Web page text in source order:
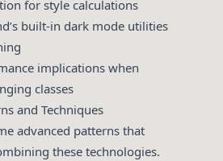
for style calculations
built-in dark mode utilities
implications when
classes
and Techniques
advanced patterns that
these technologies.